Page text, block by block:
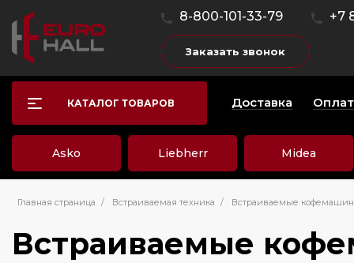
8-800-101-33-79 +7
Заказать звонок
КАТАЛОГ ТОВАРОВ Доставка
Asko Liebherr Midea
Главная страница / Встраиваемая техника / Встраиваемые
Встраиваемые